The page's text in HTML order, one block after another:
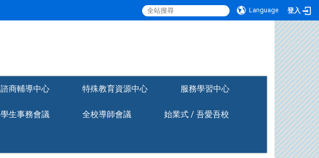
Language 登入
諮商輔導中心 特殊教育資源中心 服務學習中心
學生事務會議 全校導師會議 始業式 / 吾愛吾校